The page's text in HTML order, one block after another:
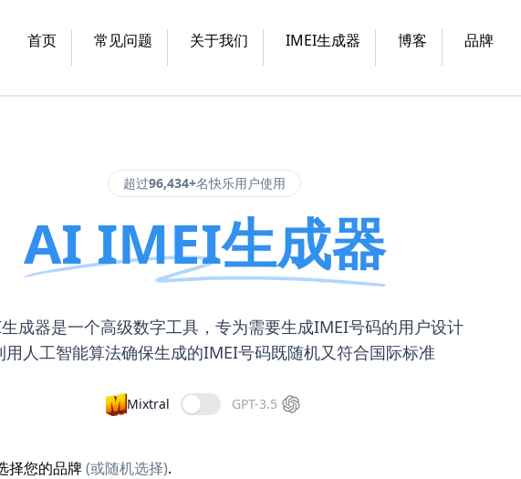
首页 常见问题 关于我们 IMEI生成器 博客 品牌
超过96,434+名快乐用户使用
AI IMEI生成器
成器是一个高级数字工具，专为需要生成IMEI号码的用户设计
用人工智能算法确保生成的IMEI号码既随机又符合国际标准
Mixtral GPT-3.5
择您的品牌(或随机选择).